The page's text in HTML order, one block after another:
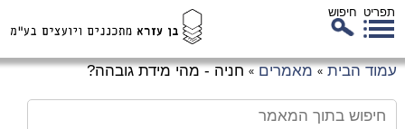
תפריט חיפוש
עמוד הבית » מאמרים » חניה - מהי מידת גובהה?